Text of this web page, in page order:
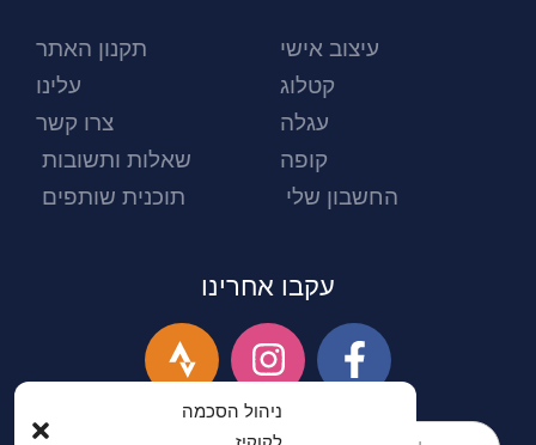
ניהול הסכמה
עיצוב אישי
קטלוג
עגלה
קופה
החשבון שלי
תקנון האתר
עלינו
צרו קשר
שאלות ותשובות
תוכנית שותפים
עקבו אחרינו